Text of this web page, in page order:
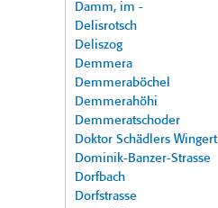
Damm, im -
Delisrotsch
Deliszog
Demmera
Demmeraböchel
Demmerahöhi
Demmeratschoder
Doktor Schädlers Wingert
Dominik-Banzer-Strasse
Dorfbach
Dorfstrasse